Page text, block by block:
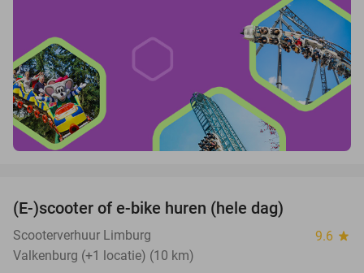
(E-)scooter of e-bike huren (hele dag)
Scooterverhuur Limburg 9.6 star
Valkenburg (+1 locatie) (10 km)